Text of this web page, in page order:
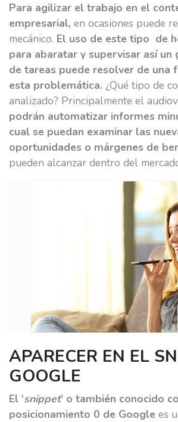
Para agilizar el trabajo en el
empresarial, en ocasiones puede
mecánico. El uso de este tipo de
para abaratar y supervisar así un
de tareas puede resolver de una
esta problemática. ¿Qué tipo de
analizado? Principalmente el
podrán automatizar informes
cual se puedan examinar las
oportunidades o márgenes de
pueden alcanzar dentro del
APARECER EN EL
GOOGLE
El ‘snippet’ o también conocido
posicionamiento 0 de Google es